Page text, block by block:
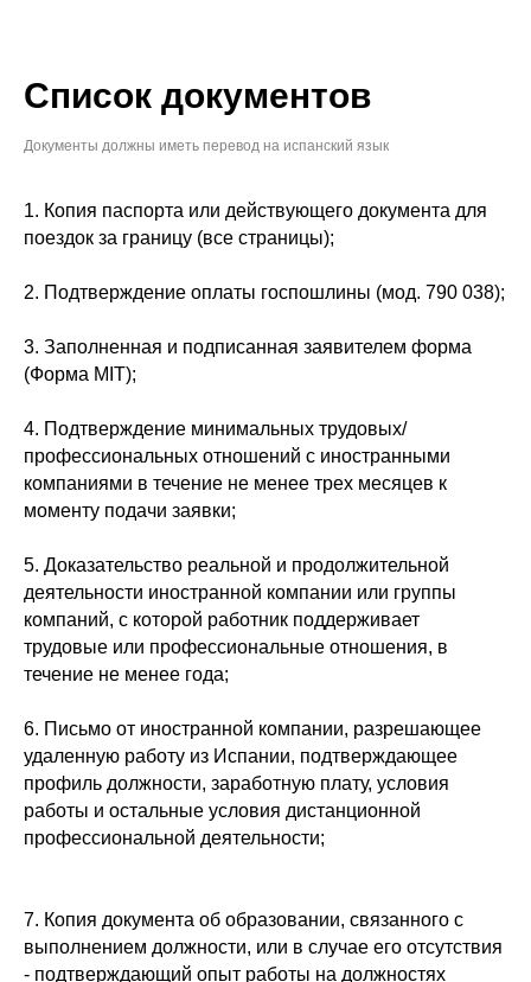
Список документов
Документы должны иметь перевод на испанский язык
1. Копия паспорта или действующего документа для
поездок за границу (все страницы);
2. Подтверждение оплаты госпошлины (мод. 790 038);
3. Заполненная и подписанная заявителем форма
(Форма MIT);
4. Подтверждение минимальных трудовых/
профессиональных отношений с иностранными
компаниями в течение не менее трех месяцев к
моменту подачи заявки;
5. Доказательство реальной и продолжительной
деятельности иностранной компании или группы
компаний, с которой работник поддерживает
трудовые или профессиональные отношения, в
течение не менее года;
6. Письмо от иностранной компании, разрешающее
удаленную работу из Испании, подтверждающее
профиль должности, заработную плату, условия
работы и остальные условия дистанционной
профессиональной деятельности;
7. Копия документа об образовании, связанного с
выполнением должности, или в случае его отсутствия
- подтверждающий опыт работы на должностях